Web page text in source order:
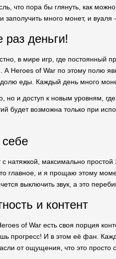
что пора бы глянуть, как
заполучить много монет, и
деньги!
в мире игр, где постоянный
А Heroes of War по этому полю
еды. Каждый день много
но и доступ к новым уровням,
будет возможна только при
себе
с натяжкой, максимально
главное, и я прощаю этому
выключить звук, а это
и контент
of War есть своя порция
прогресс! И в этом её фан.
от ощущения, что это просто